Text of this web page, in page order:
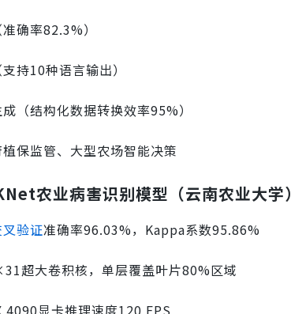
确率82.3%）
持10种语言输出）
（结构化数据转换效率95%）
植保监管、大型农场智能决策
农业病害识别模型（云南农业大学）
叉验证准确率96.03%，Kappa系数95.86%
超大卷积核，单层覆盖叶片80%区域